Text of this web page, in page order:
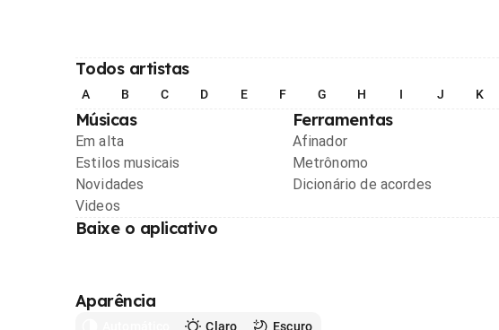
Todos artistas
A B C D E F G H I J K
Músicas
Em alta
Estilos musicais
Novidades
Videos
Ferramentas
Afinador
Metrônomo
Dicionário de acordes
Baixe o aplicativo
Aparência
Claro Escuro